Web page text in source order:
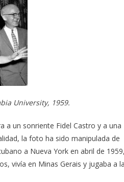
University, 1959.
a un sonriente Fidel Castro y a una
la foto ha sido manipulada de
a Nueva York en abril de 1959,
vivía en Minas Gerais y jugaba a